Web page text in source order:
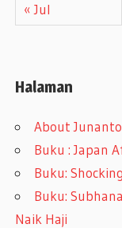
« Jul
Halaman
About Junanto
Buku : Japan
Buku:
Buku:
Naik Haji